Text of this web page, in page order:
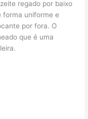
regado por baixo
forma uniforme e
por fora. O
que é uma